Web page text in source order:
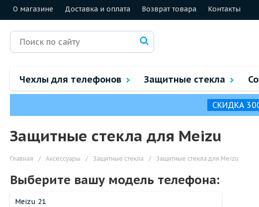
О магазине Доставка и оплата Возврат товара Контакты
Чехлы для телефонов Защитные стекла
СКИДКА
Защитные стекла для Meizu
Главная / Аксессуары / Защитные стекла / Защитные стекла для Meizu
Выберите вашу модель телефона:
Meizu 21